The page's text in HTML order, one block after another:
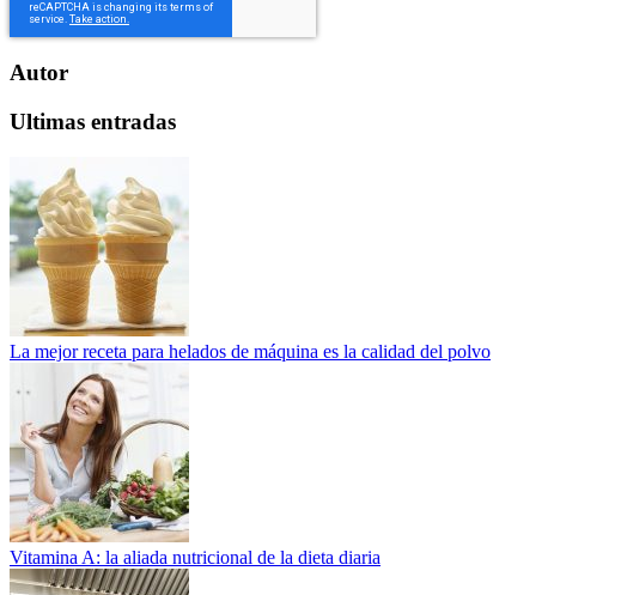
Autor
Ultimas entradas
La mejor receta para helados de máquina es la calidad del polvo
Vitamina A: la aliada nutricional de la dieta diaria